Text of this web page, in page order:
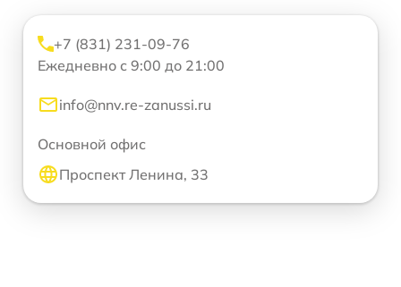
+7 (831) 231-09-76
Ежедневно с 9:00 до 21:00
info@nnv.re-zanussi.ru
Основной офис
Проспект Ленина, 33